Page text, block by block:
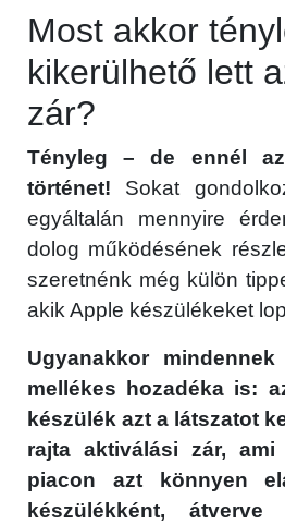
Most akkor
kikerülhető lett
zár?
Tényleg – de ennél
történet! Sokat
egyáltalán mennyire
dolog működésének
szeretnénk még külön
akik Apple készülékeket
Ugyanakkor
mellékes hozadéka is:
készülék azt a látszatot
rajta aktiválási zár,
piacon azt könnyen
készülékként,